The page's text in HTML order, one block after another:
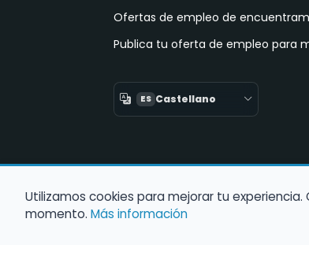
Ofertas de empleo de
Publica tu oferta de empleo para
ES Castellano
Utilizamos cookies para mejorar tu
momento. Más información